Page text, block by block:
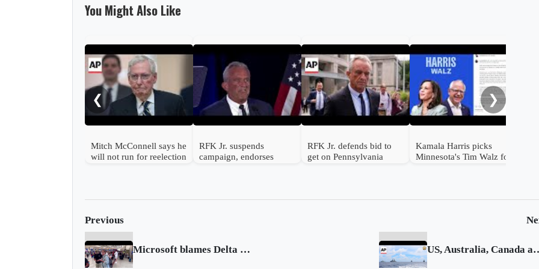
You Might Also Like
❮
Mitch McConnell says he
will not run for reelection
RFK Jr. suspends
campaign, endorses
RFK Jr. defends bid to
get on Pennsylvania
Kamala Harris picks
Minnesota's Tim Walz for
❯
Previous
Microsoft blames Delta for struggle after Crowdstrike outage US, Australia, Canada and Philippines